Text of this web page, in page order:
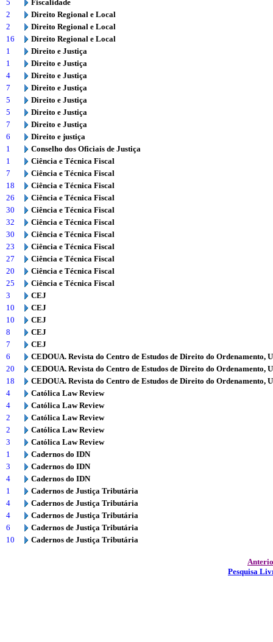
5
Fiscalidade
2
Direito Regional e Local
2
Direito Regional e Local
16
Direito Regional e Local
1
Direito e Justiça
1
Direito e Justiça
4
Direito e Justiça
7
Direito e Justiça
5
Direito e Justiça
5
Direito e Justiça
7
Direito e Justiça
6
Direito e justiça
1
Conselho dos Oficiais de Justiça
1
Ciência e Técnica Fiscal
7
Ciência e Técnica Fiscal
18
Ciência e Técnica Fiscal
26
Ciência e Técnica Fiscal
30
Ciência e Técnica Fiscal
32
Ciência e Técnica Fiscal
30
Ciência e Técnica Fiscal
23
Ciência e Técnica Fiscal
27
Ciência e Técnica Fiscal
20
Ciência e Técnica Fiscal
25
Ciência e Técnica Fiscal
3
CEJ
10
CEJ
10
CEJ
8
CEJ
7
CEJ
6
CEDOUA. Revista do Centro de Estudos de Direito do Ordenamento,
20
CEDOUA. Revista do Centro de Estudos de Direito do Ordenamento,
18
CEDOUA. Revista do Centro de Estudos de Direito do Ordenamento,
4
Católica Law Review
4
Católica Law Review
2
Católica Law Review
2
Católica Law Review
3
Católica Law Review
1
Cadernos do IDN
3
Cadernos do IDN
4
Cadernos do IDN
1
Cadernos de Justiça Tributária
4
Cadernos de Justiça Tributária
4
Cadernos de Justiça Tributária
6
Cadernos de Justiça Tributária
10
Cadernos de Justiça Tributária
Pesquisa